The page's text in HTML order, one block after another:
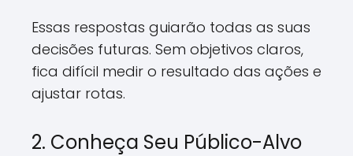
Essas respostas guiarão todas as suas
decisões futuras. Sem objetivos claros,
fica difícil medir o resultado das ações e
ajustar rotas.
2. Conheça Seu Público-Alvo